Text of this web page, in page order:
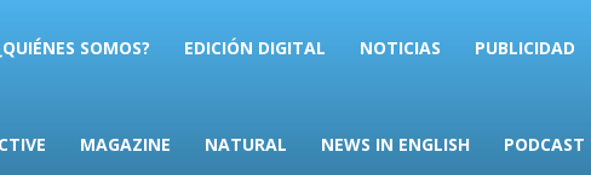
SOMOS? EDICIÓN DIGITAL NOTICIAS PUBLICIDAD
MAGAZINE NATURAL NEWS IN ENGLISH PODCAST